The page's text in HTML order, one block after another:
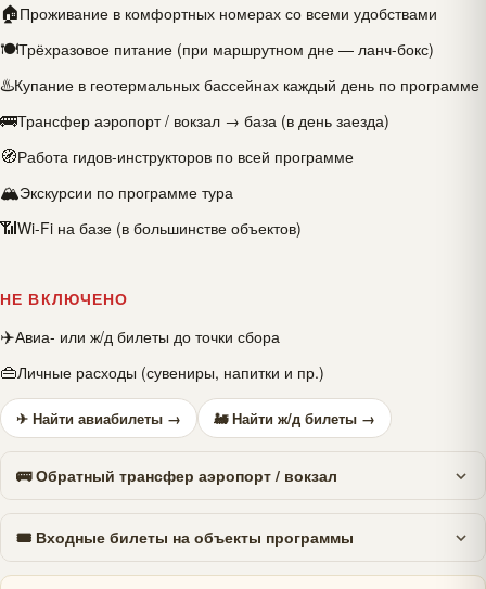
🏠Проживание в комфортных номерах со всеми удобствами
🍽Трёхразовое питание (при маршрутном дне — ланч-бокс)
♨️Купание в геотермальных бассейнах каждый день по программе
🚌Трансфер аэропорт / вокзал → база (в день заезда)
🧭Работа гидов-инструкторов по всей программе
🏔Экскурсии по программе тура
📶Wi-Fi на базе (в большинстве объектов)
НЕ ВКЛЮЧЕНО
✈️Авиа- или ж/д билеты до точки сбора
👜Личные расходы (сувениры, напитки и пр.)
✈ Найти авиабилеты → 🚂 Найти ж/д билеты →
🚌 Обратный трансфер аэропорт / вокзал
🎟 Входные билеты на объекты программы